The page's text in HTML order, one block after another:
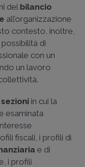
del bilancio
all’organizzazione
contesto, inoltre,
di
con un
un lavoro
in cui la
esaminata
fiscali, i profili di
e di
i profili